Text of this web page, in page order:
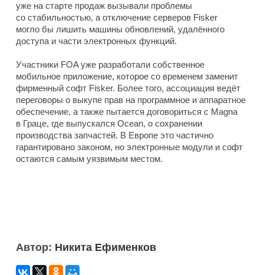
уже на старте продаж вызывали проблемы
со стабильностью, а отключение серверов Fisker
могло бы лишить машины обновлений, удалённого
доступа и части электронных функций.
Участники FOA уже разработали собственное
мобильное приложение, которое со временем заменит
фирменный софт Fisker. Более того, ассоциация ведёт
переговоры о выкупе прав на программное и аппаратное
обеспечение, а также пытается договориться с Magna
в Граце, где выпускался Ocean, о сохранении
производства запчастей. В Европе это частично
гарантировано законом, но электронные модули и софт
остаются самым уязвимым местом.
Автор: Никита Ефименков